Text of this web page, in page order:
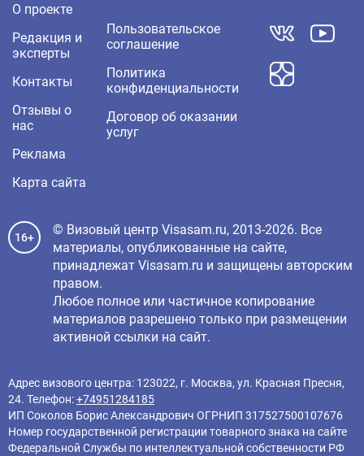
О проекте
Редакция и
эксперты
Контакты
Отзывы о
нас
Реклама
Карта сайта
Пользовательское
соглашение
Политика
конфиденциальности
Договор об оказании
услуг
16+
© Визовый центр Visasam.ru, 2013-2026. Все
материалы, опубликованные на сайте,
принадлежат Visasam.ru и защищены авторским
правом.
Любое полное или частичное копирование
материалов разрешено только при размещении
активной ссылки на сайт.
Адрес визового центра: 123022, г. Москва, ул. Красная Пресня,
24. Телефон:+74951284185
ИП Соколов Борис Александрович ОГРНИП 317527500107676
Номер государственной регистрации товарного знака на сайте
Федеральной Службы по интеллектуальной собственности РФ